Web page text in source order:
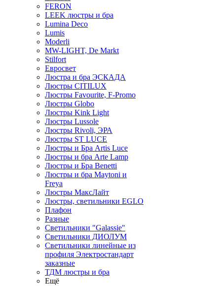
FERON
LEEK люстры и бра
Lumina Deco
Lumis
Moderli
MW-LIGHT, De Markt
Stilfort
Евросвет
Люстра и бра ЭСКАДА
Люстры CITILUX
Люстры Favourite, F-Promo
Люстры Globo
Люстры Kink Light
Люстры Lussole
Люстры Rivoli, ЭРА
Люстры ST LUCE
Люстры и Бра Artis Luce
Люстры и бра Arte Lamp
Люстры и Бра Benetti
Люстры и бра Maytoni и
Freya
Люстры МаксЛайт
Люстры, светильники EGLO
Плафон
Разные
Светильники "Galassie"
Светильники ДИОЛУМ
Светильники линейные из
профиля Электростандарт
заказные
ТДМ люстры и бра
Ещё